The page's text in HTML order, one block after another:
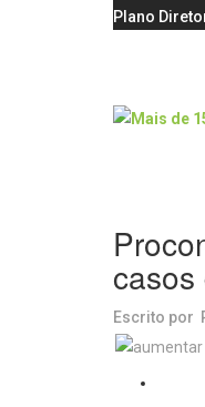
Plano
Escrito por